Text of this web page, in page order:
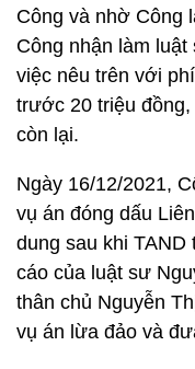
Công và nhờ Công
Công nhận làm
việc nêu trên với
trước 20 triệu
còn lại.
Ngày 16/12/2021,
vụ án đóng dấu
dung sau khi
cáo của luật sư
thân chủ Nguyễn
vụ án lừa đảo và